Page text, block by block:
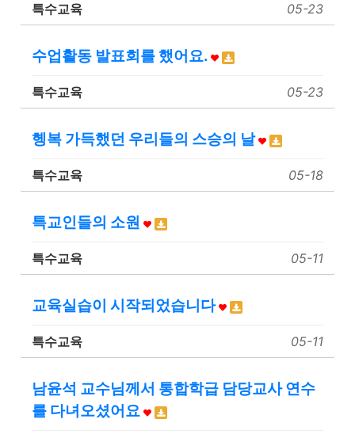
특수교육 05-23
수업활동 발표회를 했어요.
특수교육 05-23
헹복 가득했던 우리들의 스승의 날
특수교육 05-18
특교인들의 소원
특수교육 05-11
교육실습이 시작되었습니다
특수교육 05-11
남윤석 교수님께서 통합학급 담당교사 연수
를 다녀오셨어요